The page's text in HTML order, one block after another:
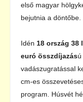
első magyar
bejutnia a döntőbe.
Idén 18 ország 38
euró összdíjazás
vadászugratással
cm-es
program. Húsvét